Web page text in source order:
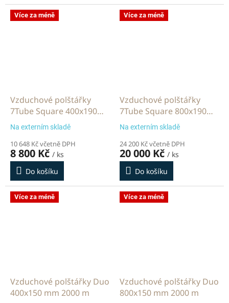
Více za méně
Vzduchové polštářky
7Tube Square 400x190
mm 2000 m
Na externím skladě
10 648 Kč včetně DPH
8 800 Kč / ks
Do košíku
Více za méně
Vzduchové polštářky
7Tube Square 800x190
mm 2000 m
Na externím skladě
24 200 Kč včetně DPH
20 000 Kč / ks
Do košíku
Více za méně
Vzduchové polštářky Duo
400x150 mm 2000 m
Více za méně
Vzduchové polštářky Duo
800x150 mm 2000 m